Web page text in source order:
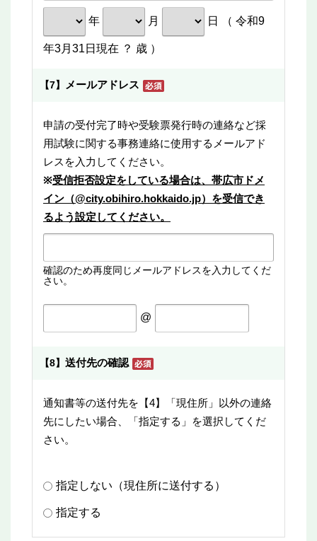
年 月 日 （ 令和9
年3月31日現在 ？ 歳 ）
【7】 メールアドレス
申請の受付完了時や受験票発行時の連絡など採
用試験に関する事務連絡に使用するメールアド
レスを入力してください。
※受信拒否設定をしている場合は、帯広市ドメ
イン（@city.obihiro.hokkaido.jp）を受信でき
るよう設定してください。
確認のため再度同じメールアドレスを入力してくだ
さい。
@
【8】 送付先の確認
通知書等の送付先を【4】「現住所」以外の連絡
先にしたい場合、「指定する」を選択してくだ
さい。
指定しない（現住所に送付する）
指定する